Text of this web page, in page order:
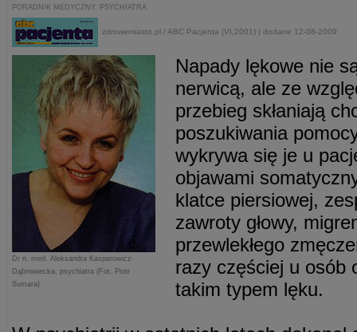
PORADNIK MEDYCZNY. PSYCHIATRA
zdrowemiasto.pl / ABC Pacjenta (VI,2001) | dodane 12-08-2009
Dr n. med. Aleksandra Kasperowicz-
Dąbrowiecka, psychiatra (Fot. Piotr
Sumara)
Napady lękowe nie
nerwicą, ale ze
przebieg skłaniają
poszukiwania
wykrywa się je u
objawami
klatce piersiowej,
zawroty głowy,
przewlekłego
razy częściej u osób
takim typem lęku.